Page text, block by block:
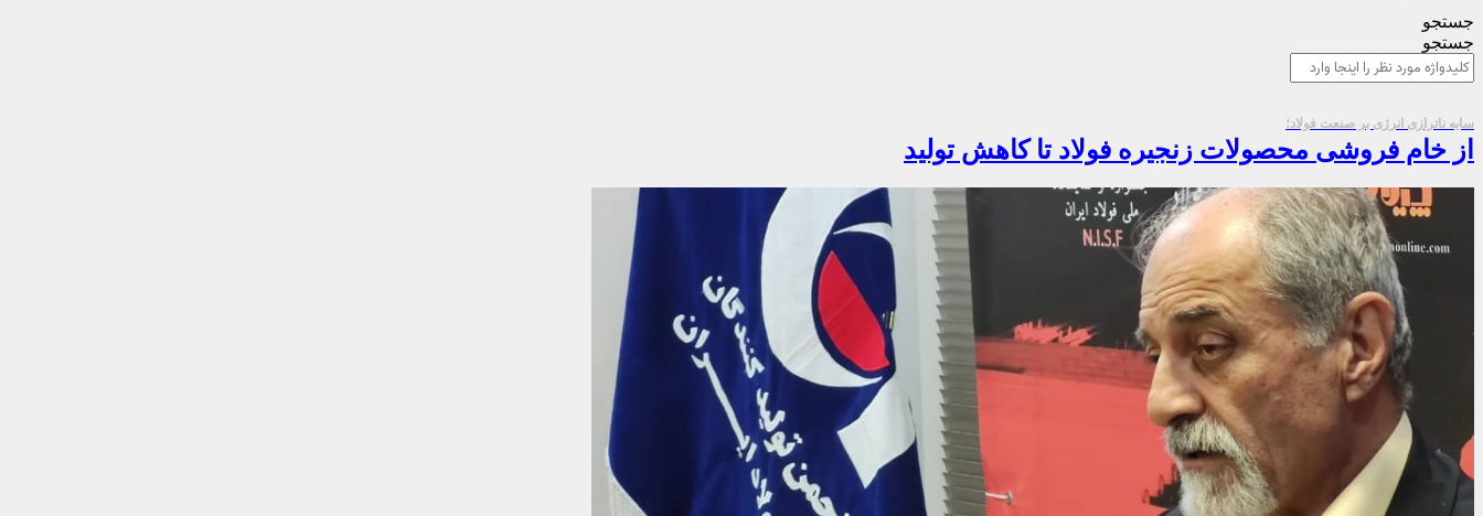
جستجو
جستجو
سایه ناترازی انرژی بر صنعت فولاد؛
از خام فروشی محصولات زنجیره فولاد تا کاهش تولید